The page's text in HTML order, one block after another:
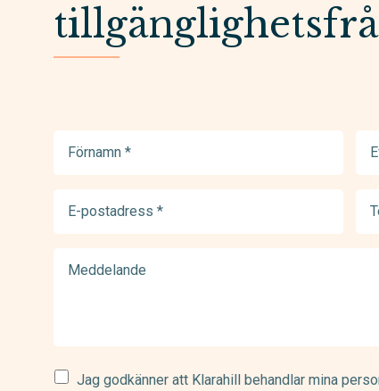
postadress
Samtycke
Jag godkänner att Klarahill behandlar mina